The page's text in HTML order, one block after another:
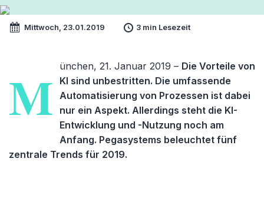
Mittwoch, 23.01.2019 3 min Lesezeit
M ünchen, 21. Januar 2019 – Die Vorteile von
KI sind unbestritten. Die umfassende
Automatisierung von Prozessen ist dabei
nur ein Aspekt. Allerdings steht die KI-
Entwicklung und -Nutzung noch am
Anfang. Pegasystems beleuchtet fünf
zentrale Trends für 2019.